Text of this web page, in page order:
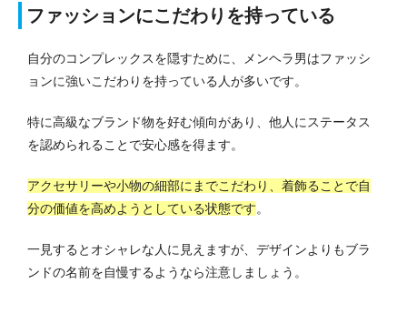
ファッションにこだわりを持っている
自分のコンプレックスを隠すために、メンヘラ男はファッシ
ョンに強いこだわりを持っている人が多いです。
特に高級なブランド物を好む傾向があり、他人にステータス
を認められることで安心感を得ます。
アクセサリーや小物の細部にまでこだわり、着飾ることで自
分の価値を高めようとしている状態です。
一見するとオシャレな人に見えますが、デザインよりもブラ
ンドの名前を自慢するようなら注意しましょう。